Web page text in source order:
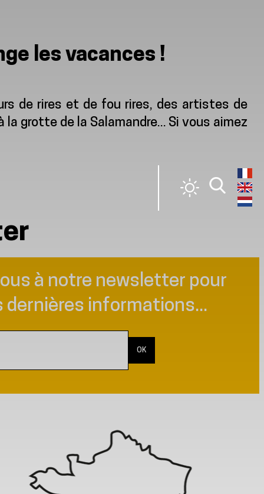
les vacances !
de rires et de fou rires, des artistes de
grotte de la Salamandre... Si vous aimez
à notre newsletter pour
dernières informations...